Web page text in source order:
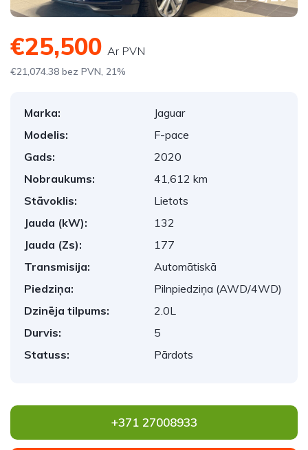
€25,500 Ar PVN
€21,074.38 bez PVN, 21%
Marka:
Jaguar
Modelis:
F-pace
Gads:
2020
Nobraukums:
41,612 km
Stāvoklis:
Lietots
Jauda (kW):
132
Jauda (Zs):
177
Transmisija:
Automātiskā
Piedziņa:
Pilnpiedziņa (AWD/4WD)
Dzinēja tilpums:
2.0L
Durvis:
5
Statuss:
Pārdots
+371 27008933